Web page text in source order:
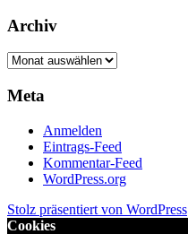
Archiv
Archiv
Meta
Anmelden
Eintrags-Feed
Kommentar-Feed
WordPress.org
Stolz präsentiert von WordPress
Cookies